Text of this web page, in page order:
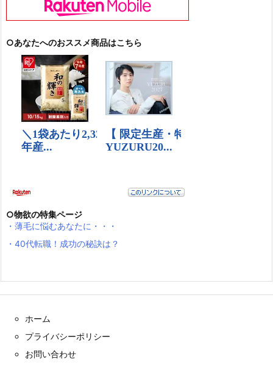
○あなたへのおススメ商品はこちら
○物欲の特集ページ
・薄毛に悩むあなたに・・・
・40代転職！成功の秘訣は？
ホーム
プライバシーポリシー
お問い合わせ